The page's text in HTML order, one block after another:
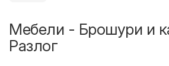
Мебели - Брошури и
Разлог